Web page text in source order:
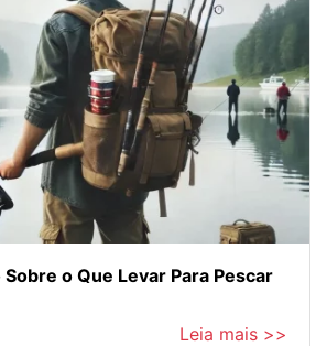
o Que Levar Para Pescar
Leia mais >>